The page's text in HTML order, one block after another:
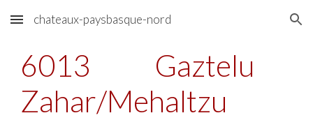
Skip to main content Skip to navigation
chateaux-paysbasque-nord
6013
Gaztelu
Zahar/Mehaltzu